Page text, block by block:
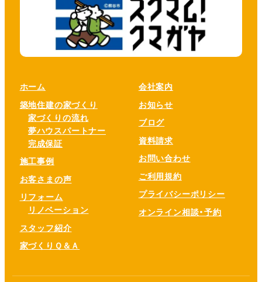
ホーム
築地住建の家づくり
家づくりの流れ
夢ハウスパートナー
完成保証
施工事例
お客さまの声
リフォーム
リノベーション
スタッフ紹介
家づくりＱ＆Ａ
会社案内
お知らせ
ブログ
資料請求
お問い合わせ
ご利用規約
プライバシーポリシー
オンライン相談・予約